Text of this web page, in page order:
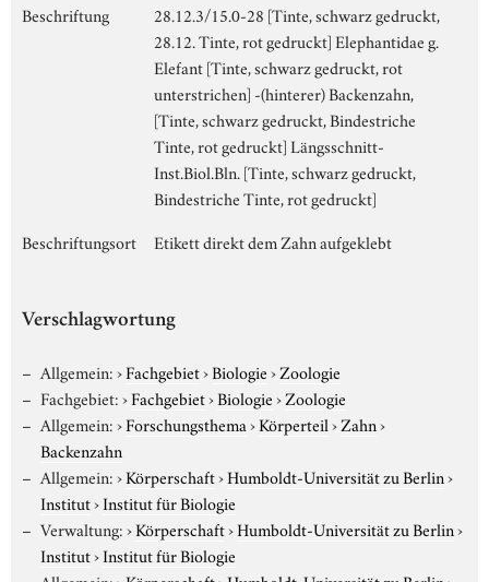
Beschriftung
28.12.3/15.0-28 [Tinte, schwarz gedruckt,
28.12. Tinte, rot gedruckt] Elephantidae g.
Elefant [Tinte, schwarz gedruckt, rot
unterstrichen] -(hinterer) Backenzahn,
[Tinte, schwarz gedruckt, Bindestriche
Tinte, rot gedruckt] Längsschnitt-
Inst.Biol.Bln. [Tinte, schwarz gedruckt,
Bindestriche Tinte, rot gedruckt]
Beschriftungsort
Etikett direkt dem Zahn aufgeklebt
Verschlagwortung
Allgemein:›Fachgebiet›Biologie›Zoologie
Fachgebiet:›Fachgebiet›Biologie›Zoologie
Allgemein:›Forschungsthema›Körperteil›Zahn›
Backenzahn
Allgemein:›Körperschaft›Humboldt-Universität zu Berlin›
Institut›Institut für Biologie
Verwaltung:›Körperschaft›Humboldt-Universität zu Berlin›
Institut›Institut für Biologie